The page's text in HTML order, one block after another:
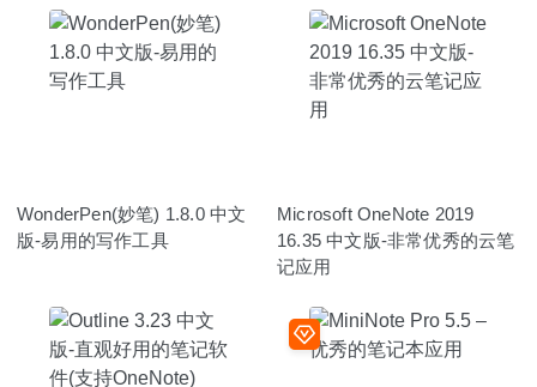
WonderPen(妙笔) 1.8.0 中文
版-易用的写作工具
Microsoft OneNote 2019
16.35 中文版-非常优秀的云笔
记应用